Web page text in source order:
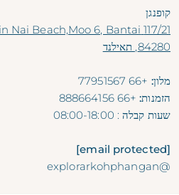
קופנגן
84280, תאילנד
מלון: +66 77951567
הזמנות: +66 888664156
שעות קבלה: 08:00-18:00
[email protected]
@explorarkohphangan